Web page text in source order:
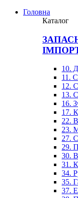
Головна
Каталог
10.
11.
12.
13.
16.
17.
22.
23.
27.
29.
30.
31.
34.
35.
37.